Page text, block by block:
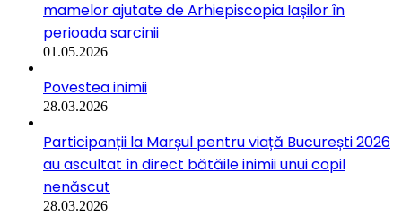
mamelor ajutate de Arhiepiscopia Iașilor în
perioada sarcinii
01.05.2026
Povestea inimii
28.03.2026
Participanții la Marșul pentru viață București 2026
au ascultat în direct bătăile inimii unui copil
nenăscut
28.03.2026